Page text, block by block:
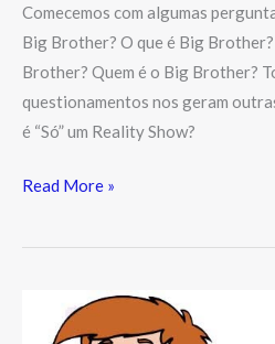
Comecemos com algumas
Big Brother? O que é Big
Brother? Quem é o Big Brother?
questionamentos nos geram
é “Só” um Reality Show?
Read More »
Referências
Bibliográficas